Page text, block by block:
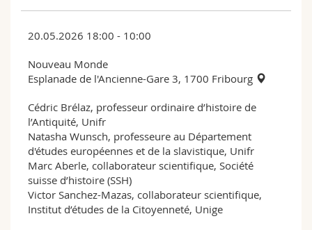
20.05.2026 18:00 - 10:00
Nouveau Monde
Esplanade de l'Ancienne-Gare 3, 1700 Fribourg
Cédric Brélaz, professeur ordinaire d’histoire de
l’Antiquité, Unifr
Natasha Wunsch, professeure au Département
d'études européennes et de la slavistique, Unifr
Marc Aberle, collaborateur scientifique, Société
suisse d’histoire (SSH)
Victor Sanchez-Mazas, collaborateur scientifique,
Institut d’études de la Citoyenneté, Unige